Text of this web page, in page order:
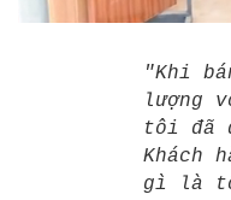
"Khi
lượng
tôi đã
Khách
gì là